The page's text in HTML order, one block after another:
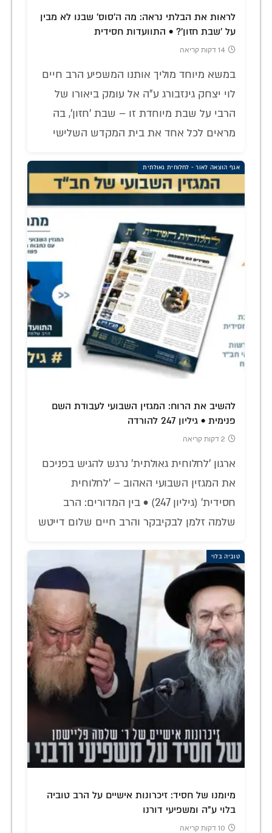
לראות את הבלתי נראה: מה ה'סוס' שבנו לא מבין
על 'שבת חזון'? • התוועדות חסידית
14 דקות קריאה
במשא מיוחד מוליך אותנו המשפיע הרב חיים
לוי יצחק גינזבורג ע"ה אל עומק ביאורו של
הרבי על שבת מיוחדת זו – שבת 'חזון', בה
מראים לכל אחד את בית המקדש השלישי
אגף הוצאה לאור - לחלוחית גאולתית
להשיב את הרוח: המגזין השבועי לעבודת השם
פנימית • גיליון 247 להורדה
2 דקות קריאה
ארגון 'לחלוחית גאולתית' נרגש להגיש בפניכם
את המגזין השבועי האהוב – 'לחלוחית
חסידית' (גיליון 247) • בין המדורים: הרב
שלמה זלמן לבקיבקר והרב חיים שלום דייטש
טוביה בלוי
מיומנו של חסיד: זיכרונות אישיים על הרב טוביה
בלוי ע"ה ומשפיעי דורנו
10 דקות קריאה